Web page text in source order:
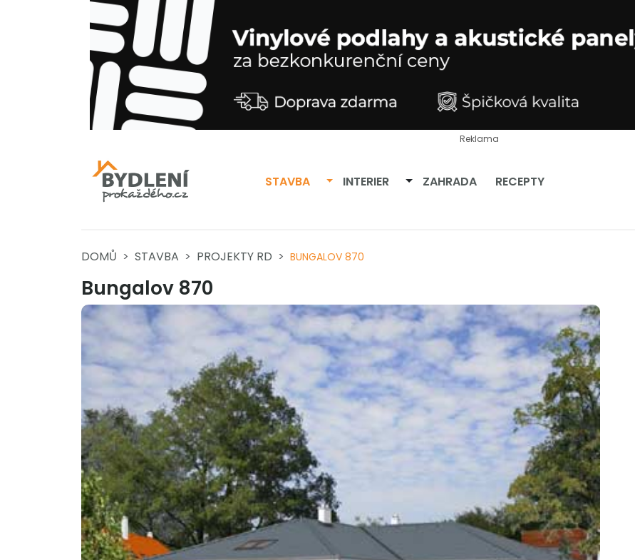
Reklama
STAVBA Přepnout dropdown
INTERIER Přepnout dropdown
ZAHRADA RECEPTY
DOMŮ STAVBA PROJEKTY RD BUNGALOV 870
Bungalov 870